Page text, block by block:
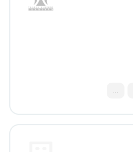
...